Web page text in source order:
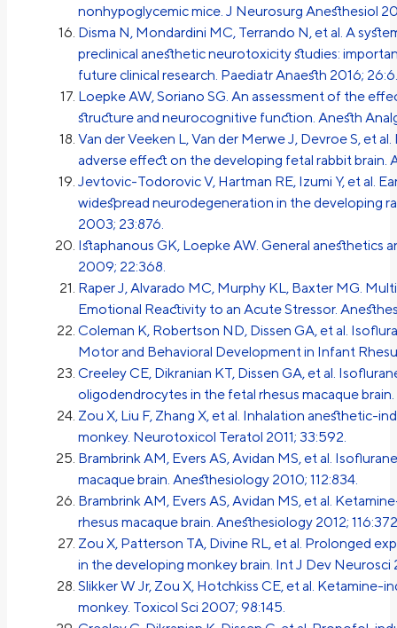
nonhypoglycemic mice. J Neurosurg Anesthesiol
Disma N, Mondardini MC, Terrando N, et al. A
preclinical anesthetic neurotoxicity studies:
future clinical research. Paediatr Anaesth 2016; 26:6.
Loepke AW, Soriano SG. An assessment of the
structure and neurocognitive function. Anesth
Van der Veeken L, Van der Merwe J, Devroe S, et
adverse effect on the developing fetal rabbit brain.
Jevtovic-Todorovic V, Hartman RE, Izumi Y, et al.
widespread neurodegeneration in the developing
2003; 23:876.
Istaphanous GK, Loepke AW. General anesthetics
2009; 22:368.
Raper J, Alvarado MC, Murphy KL, Baxter MG.
Emotional Reactivity to an Acute Stressor.
Coleman K, Robertson ND, Dissen GA, et al.
Motor and Behavioral Development in Infant
Creeley CE, Dikranian KT, Dissen GA, et al.
oligodendrocytes in the fetal rhesus macaque
Zou X, Liu F, Zhang X, et al. Inhalation anesthetic-
monkey. Neurotoxicol Teratol 2011; 33:592.
Brambrink AM, Evers AS, Avidan MS, et al.
macaque brain. Anesthesiology 2010; 112:834.
Brambrink AM, Evers AS, Avidan MS, et al.
rhesus macaque brain. Anesthesiology 2012;
Zou X, Patterson TA, Divine RL, et al. Prolonged
in the developing monkey brain. Int J Dev Neurosci
Slikker W Jr, Zou X, Hotchkiss CE, et al. Ketamine-
monkey. Toxicol Sci 2007; 98:145.